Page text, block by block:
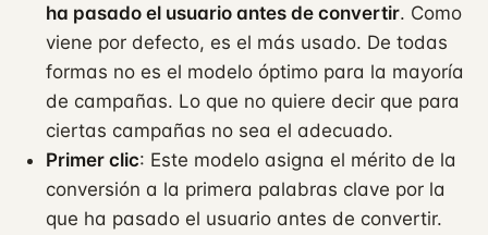
ha pasado el usuario antes de convertir. Como
viene por defecto, es el más usado. De todas
formas no es el modelo óptimo para la mayoría
de campañas. Lo que no quiere decir que para
ciertas campañas no sea el adecuado.
Primer clic: Este modelo asigna el mérito de la
conversión a la primera palabras clave por la
que ha pasado el usuario antes de convertir.